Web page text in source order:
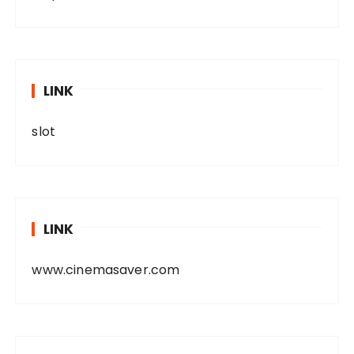
LINK
slot
LINK
www.cinemasaver.com